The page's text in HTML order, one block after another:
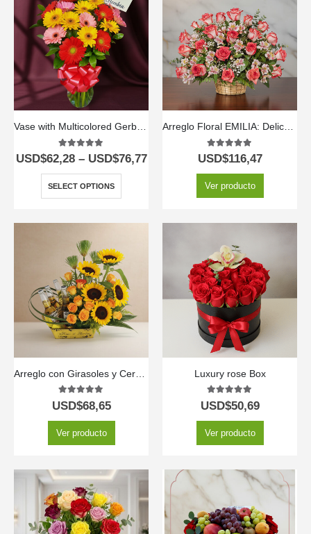
5.00 out of 5
USD$62,28 – USD$76,77
SELECT OPTIONS
5.00out of 5
USD$116,47
Ver producto
5.00 out of 5
USD$68,65
Ver producto
Luxury rose Box
5.00 out of 5
USD$50,69
Ver producto